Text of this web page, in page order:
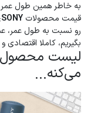
به خاطر همین طول عمر
قیمت محصولاتSONY
رو نسبت به طول عمر،
بگیریم، کاملا
لیست
می‌کنه...